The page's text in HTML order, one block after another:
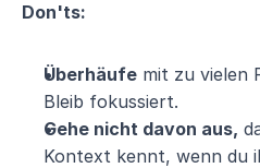
Don'ts:
Überhäufe mit zu vielen
Bleib fokussiert.
Gehe nicht davon aus,
Kontext kennt, wenn du